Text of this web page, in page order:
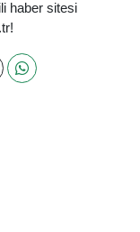
haber sitesi